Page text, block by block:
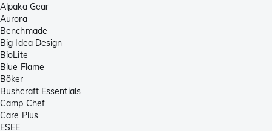
Alpaka Gear
Aurora
Benchmade
Big Idea Design
BioLite
Blue Flame
Böker
Bushcraft Essentials
Camp Chef
Care Plus
ESEE